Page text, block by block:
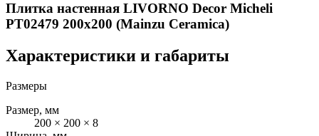
Плитка настенная LIVORNO Decor Micheli
PT02479 200x200 (Mainzu Ceramica)
Характеристики и габариты
Размеры
Размер, мм
200 × 200 × 8